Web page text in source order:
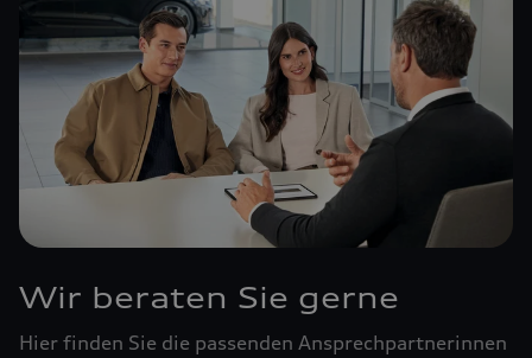
Wir beraten Sie gerne
Hier finden Sie die passenden Ansprechpartnerinnen